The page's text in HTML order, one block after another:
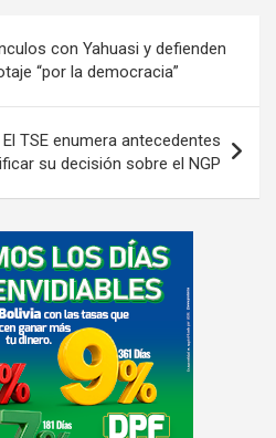
con Yahuasi y defienden
“por la democracia”
TSE enumera antecedentes
su decisión sobre el NGP